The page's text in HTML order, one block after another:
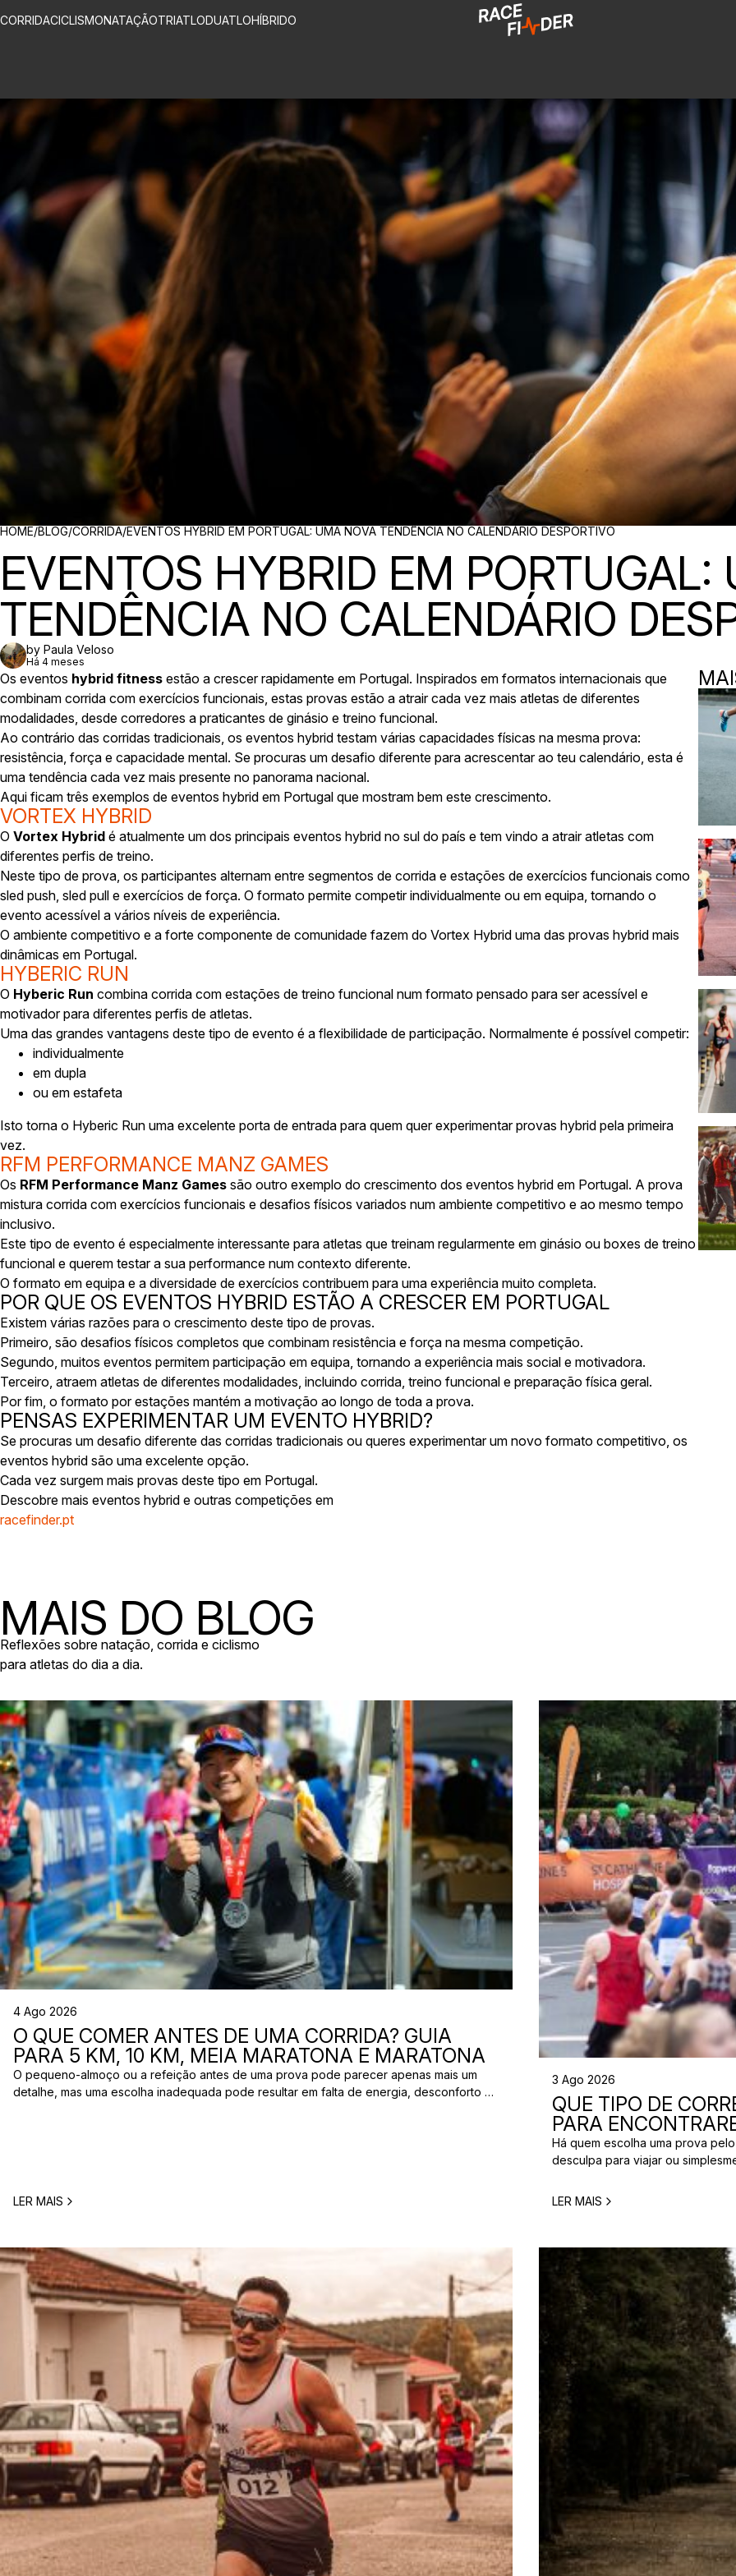
CORRIDACICLISMONATAÇÃOTRIATLODUATLOHÍBRIDO
BREADCRUMBS
HOME/BLOG/CORRIDA/EVENTOS HYBRID EM PORTUGAL: UMA NOVA TENDÊNCIA NO CALENDÁRIO DESPORTIVO
EVENTOS HYBRID EM PORTUGAL:
TENDÊNCIA NO CALENDÁRIO
by Paula Veloso
Há 4 meses
Os eventos hybrid fitness estão a crescer rapidamente em Portugal. Inspirados em formatos internacionais que
combinam corrida com exercícios funcionais, estas provas estão a atrair cada vez mais atletas de diferentes
modalidades, desde corredores a praticantes de ginásio e treino funcional.
Ao contrário das corridas tradicionais, os eventos hybrid testam várias capacidades físicas na mesma prova:
resistência, força e capacidade mental. Se procuras um desafio diferente para acrescentar ao teu calendário, esta é
uma tendência cada vez mais presente no panorama nacional.
Aqui ficam três exemplos de eventos hybrid em Portugal que mostram bem este crescimento.
VORTEX HYBRID
O Vortex Hybrid é atualmente um dos principais eventos hybrid no sul do país e tem vindo a atrair atletas com
diferentes perfis de treino.
Neste tipo de prova, os participantes alternam entre segmentos de corrida e estações de exercícios funcionais como
sled push, sled pull e exercícios de força. O formato permite competir individualmente ou em equipa, tornando o
evento acessível a vários níveis de experiência.
O ambiente competitivo e a forte componente de comunidade fazem do Vortex Hybrid uma das provas hybrid mais
dinâmicas em Portugal.
HYBERIC RUN
O Hyberic Run combina corrida com estações de treino funcional num formato pensado para ser acessível e
motivador para diferentes perfis de atletas.
Uma das grandes vantagens deste tipo de evento é a flexibilidade de participação. Normalmente é possível competir:
individualmente
em dupla
ou em estafeta
Isto torna o Hyberic Run uma excelente porta de entrada para quem quer experimentar provas hybrid pela primeira
vez.
RFM PERFORMANCE MANZ GAMES
Os RFM Performance Manz Games são outro exemplo do crescimento dos eventos hybrid em Portugal. A prova
mistura corrida com exercícios funcionais e desafios físicos variados num ambiente competitivo e ao mesmo tempo
inclusivo.
Este tipo de evento é especialmente interessante para atletas que treinam regularmente em ginásio ou boxes de treino
funcional e querem testar a sua performance num contexto diferente.
O formato em equipa e a diversidade de exercícios contribuem para uma experiência muito completa.
POR QUE OS EVENTOS HYBRID ESTÃO A CRESCER EM PORTUGAL
Existem várias razões para o crescimento deste tipo de provas.
Primeiro, são desafios físicos completos que combinam resistência e força na mesma competição.
Segundo, muitos eventos permitem participação em equipa, tornando a experiência mais social e motivadora.
Terceiro, atraem atletas de diferentes modalidades, incluindo corrida, treino funcional e preparação física geral.
Por fim, o formato por estações mantém a motivação ao longo de toda a prova.
PENSAS EXPERIMENTAR UM EVENTO HYBRID?
Se procuras um desafio diferente das corridas tradicionais ou queres experimentar um novo formato competitivo, os
eventos hybrid são uma excelente opção.
Cada vez surgem mais provas deste tipo em Portugal.
Descobre mais eventos hybrid e outras competições em
racefinder.pt
MAIS DO BLOG
Reflexões sobre natação, corrida e ciclismo
para atletas do dia a dia.
4 Ago 2026
O QUE COMER ANTES DE UMA CORRIDA? GUIA
PARA 5 KM, 10 KM, MEIA MARATONA E MARATONA
O pequeno-almoço ou a refeição antes de uma prova pode parecer apenas mais um
detalhe, mas uma escolha inadequada pode resultar em falta de energia, desconforto no
LER MAIS
3 Ago 2026
QUE TIPO DE
PARA
Há quem escolha uma prova
desculpa para viajar ou
perfeita para um corredor pode
LER MAIS